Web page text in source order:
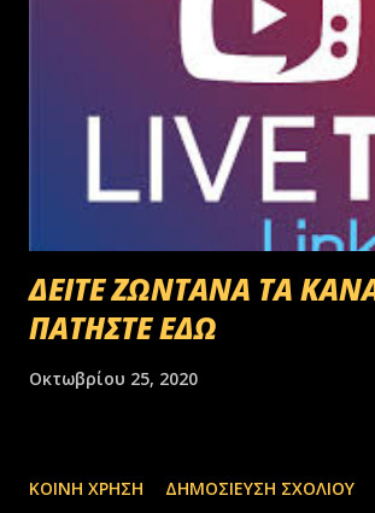
ΔΕΙΤΕ ΖΩΝΤΑΝΑ ΤΑ
ΠΑΤΗΣΤΕ ΕΔΩ
Οκτωβρίου 25, 2020
ΚΟΙΝΉ ΧΡΉΣΗ ΔΗΜΟΣΊΕΥΣΗ ΣΧΟΛΊΟΥ